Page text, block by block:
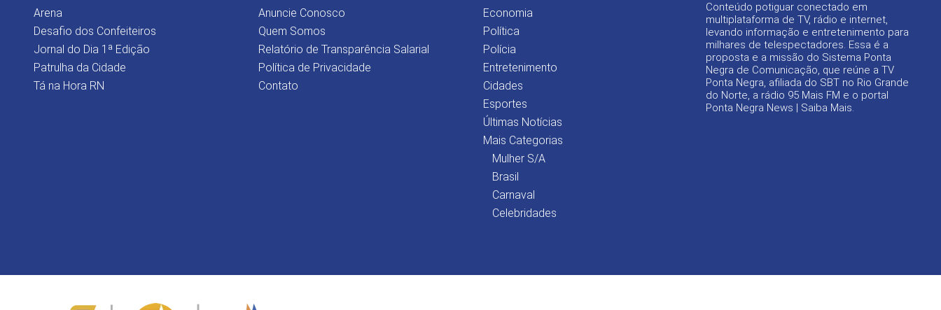
Arena
Desafio dos Confeiteiros
Jornal do Dia 1ª Edição
Patrulha da Cidade
Tá na Hora RN
Anuncie Conosco
Quem Somos
Relatório de Transparência Salarial
Política de Privacidade
Contato
Economia
Política
Polícia
Entretenimento
Cidades
Esportes
Últimas Notícias
Mais Categorias
Mulher S/A
Brasil
Carnaval
Celebridades
Conteúdo potiguar conectado em
multiplataforma de TV, rádio e internet,
levando informação e entretenimento para
milhares de telespectadores. Essa é a
proposta e a missão do Sistema Ponta
Negra de Comunicação, que reúne a TV
Ponta Negra, afiliada do SBT no Rio Grande
do Norte, a rádio 95 Mais FM e o portal
Ponta Negra News | Saiba Mais.